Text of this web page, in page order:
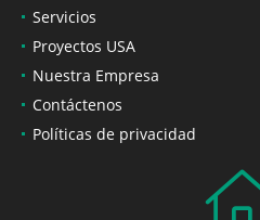
Servicios
Proyectos USA
Nuestra Empresa
Contáctenos
Políticas de privacidad